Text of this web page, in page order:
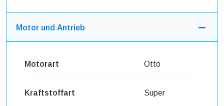
Motor und Antrieb
Motorart Otto
Kraftstoffart Super